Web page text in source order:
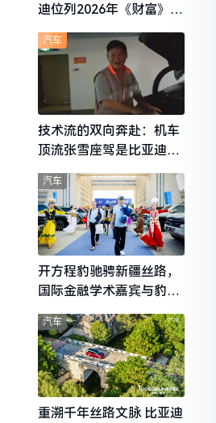
迪位列2026年《财富》世
技术流的双向奔赴：机车
顶流张雪座驾是比亚迪秦
L
汽车
开方程豹驰骋新疆丝路，
国际金融学术嘉宾与豹友
共赴山海热爱
汽车
重溯千年丝路文脉 比亚迪
汽车